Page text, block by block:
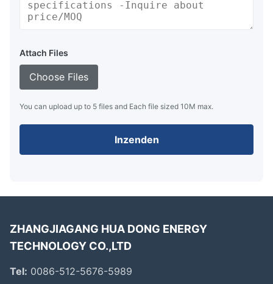
Attach Files
Choose Files
You can upload up to 5 files and Each file sized 10M max.
Inzenden
ZHANGJIAGANG HUA DONG ENERGY
TECHNOLOGY CO.,LTD
Tel: 0086-512-5676-5989